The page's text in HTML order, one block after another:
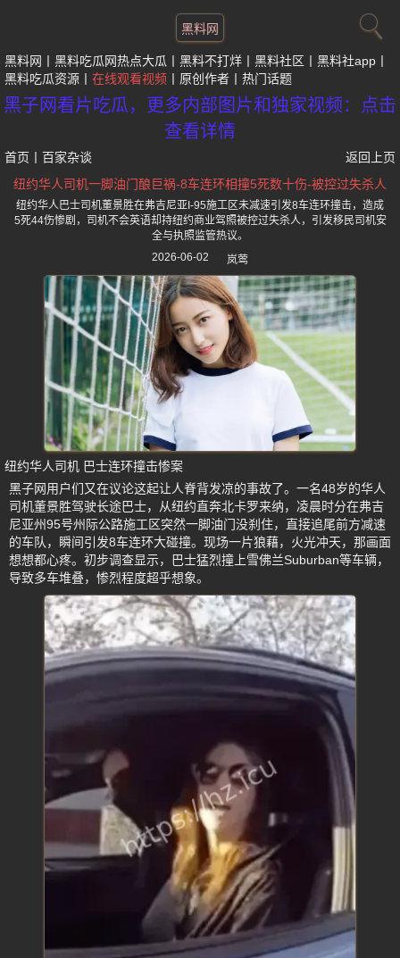
黑料网
黑料网 黑料吃瓜网热点大瓜 黑料不打烊 黑料社区
黑料社app
黑料吃瓜资源
在线观看视频 原创作者 热门话题
黑子网看片吃瓜，更多内部图片和独家视频：点击
查看详情
首页 百家杂谈
返回上页
纽约华人司机一脚油门酿巨祸-8车连环相撞5死数十伤-被控过失杀人
纽约华人巴士司机董景胜在弗吉尼亚I-95施工区未减速引发8车连环撞击，造成
5死44伤惨剧，司机不会英语却持纽约商业驾照被控过失杀人，引发移民司机安
全与执照监管热议。
2026-06-02
岚莺
纽约华人司机 巴士连环撞击惨案
黑子网用户们又在议论这起让人脊背发凉的事故了。一名48岁的华人
司机董景胜驾驶长途巴士，从纽约直奔北卡罗来纳，凌晨时分在弗吉
尼亚州95号州际公路施工区突然一脚油门没刹住，直接追尾前方减速
的车队，瞬间引发8车连环大碰撞。现场一片狼藉，火光冲天，那画面
想想都心疼。初步调查显示，巴士猛烈撞上雪佛兰Suburban等车辆，
导致多车堆叠，惨烈程度超乎想象。